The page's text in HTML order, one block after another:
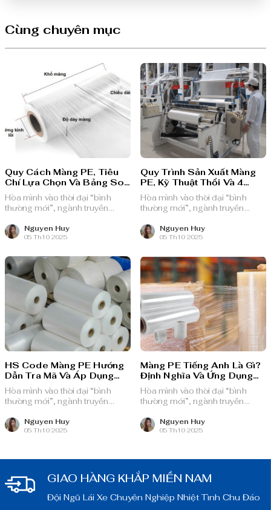
Cùng chuyên mục
Quy Cách Màng PE, Tiêu
Chí Lựa Chọn Và Bảng So
Sánh
Hòa mình vào thời đại “bình
thường mới”, ngành truyền
nguồn lực dồi dào và chiến lược
bài bản, sẵn sàng ghi danh trên
Nguyen Huy
05 Th10 2025
Quy Trình Sản Xuất Màng
PE, Kỹ Thuật Thổi Và 4
Bước Hiệu Quả
Hòa mình vào thời đại “bình
thường mới”, ngành truyền
nguồn lực dồi dào và chiến lược
bài bản, sẵn sàng ghi danh trên
Nguyen Huy
05 Th10 2025
HS Code Màng PE Hướng
Dẫn Tra Mã Và Áp Dụng
Thuế
Hòa mình vào thời đại “bình
thường mới”, ngành truyền
nguồn lực dồi dào và chiến lược
bài bản, sẵn sàng ghi danh trên
Nguyen Huy
05 Th10 2025
Màng PE Tiếng Anh Là Gì?
Định Nghĩa Và Ứng Dụng
Thực Tiễn
Hòa mình vào thời đại “bình
thường mới”, ngành truyền
nguồn lực dồi dào và chiến lược
bài bản, sẵn sàng ghi danh trên
Nguyen Huy
05 Th10 2025
GIAO HÀNG KHẮP MIỀN NAM
Đội Ngũ Lái Xe Chuyên Nghiệp Nhiệt Tình Chu Đáo